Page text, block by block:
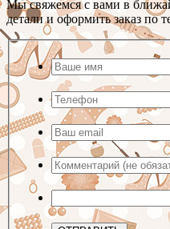
Мы свяжемся с вами в
детали и оформить заказ по